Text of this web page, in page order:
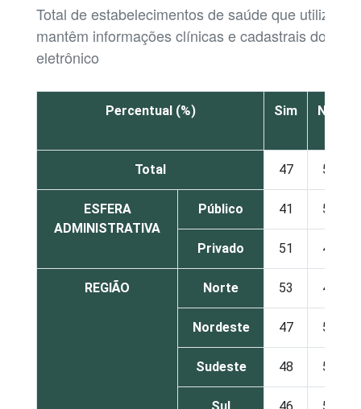
Total de estabelecimentos de saúde que
mantêm informações clínicas e cadastrais dos
eletrônico
Percentual (%) Sim Não
Total 47 52
ESFERA
ADMINISTRATIVA
Público 41 58
Privado 51 47
REGIÃO Norte 53 47
Nordeste 47 52
Sudeste 48 50